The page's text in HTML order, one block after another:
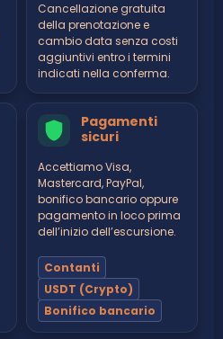
Cancellazione gratuita
della prenotazione e
cambio data senza costi
aggiuntivi entro i termini
indicati nella conferma.
Pagamenti
sicuri
Accettiamo Visa,
Mastercard, PayPal,
bonifico bancario oppure
pagamento in loco prima
dell’inizio dell’escursione.
Contanti
USDT (Crypto)
Bonifico bancario